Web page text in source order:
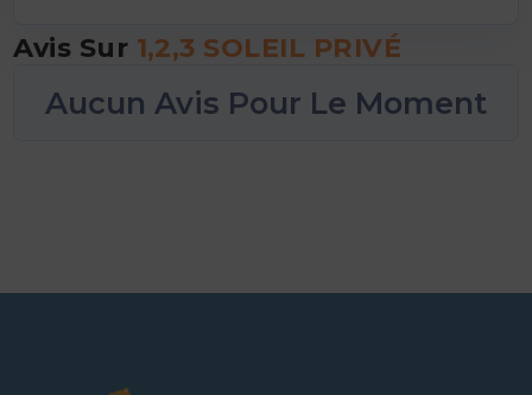
Avis Sur 1,2,3 SOLEIL PRIVÉ
Aucun Avis Pour Le Moment